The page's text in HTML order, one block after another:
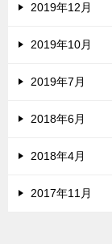
2019年12月
2019年10月
2019年7月
2018年6月
2018年4月
2017年11月